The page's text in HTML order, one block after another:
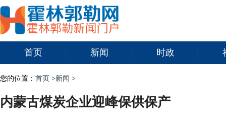
首页 新闻 时政
您的位置： 首页 >新闻 >
内蒙古煤炭企业迎峰保供保产